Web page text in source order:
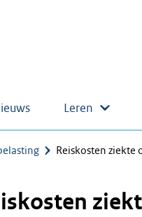
Leren
Reiskosten